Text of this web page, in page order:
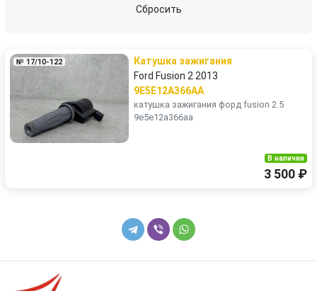
Сбросить
№ 17/10-122
Катушка зажигания
Ford Fusion 2 2013
9E5E12A366AA
катушка зажигания форд fusion 2.5
9e5e12a366aa
В наличии
3 500 ₽